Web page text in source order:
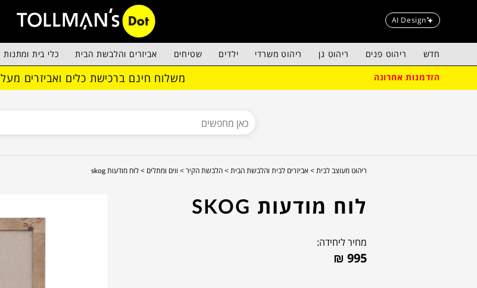
AI Design
חדש ריהוט פנים ריהוט גן ריהוט משרדי ילדים שטיחים אביזרים והלבשת הבית כלי בית ומתנות
הזדמנות אחרונה משלוח חינם ברכישת כלים ואביזרים מעל
ריהוט מעוצב לבית > אביזרים לבית והלבשת הבית > הלבשת הקיר > ווים ומתלים > לוח מודעות skog
לוח מודעות SKOG
מחיר ליחידה:
₪ 995